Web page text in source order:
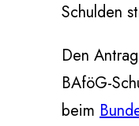
Schulden
Den
BAföG-
beim